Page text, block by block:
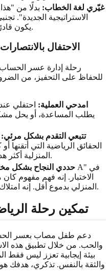
غيّري لغة الخطاب: بدلًا من
الاستراتيجية الجديدة".
يكون قادرًا على القيام بشيء ما بسهولة.
الاحتفال
رحلة إدارة عسر
للحفاظ على التحفيز، من
امدحي العملية: احتفلي
يطلب المساعدة، أو يحل
تتبعي التقدم بشكل مرئي:
الحقائق الرياضية التي
المنزلية أكثر هدوءًا. هذا يجعل تقدمهم ملموسًا.
حددي النجاح بشكل
الاختبار. إنه فهم مفهوم
المنزلي بدموع أقل. إنه امتلاك الشجاعة للمحاولة مرة أخرى.
تمكين رحلة
دعم طفل مصاب بعسر
والحب. من خلال تطبيق هذه
بيئة إيجابية تعزز ليس فقط
والثقة بالنفس. تذكري، هدفك